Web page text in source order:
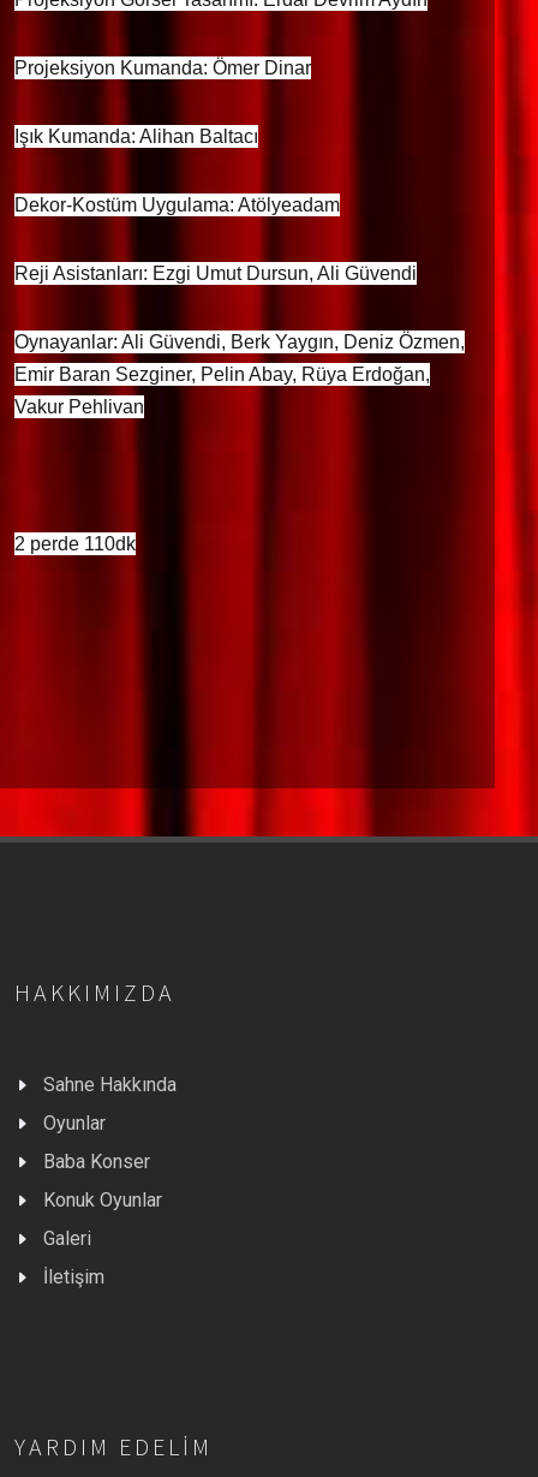
Projeksiyon Kumanda: Ömer Dinar
Işık Kumanda: Alihan Baltacı
Dekor-Kostüm Uygulama: Atölyeadam
Reji Asistanları: Ezgi Umut Dursun, Ali Güvendi
Oynayanlar: Ali Güvendi, Berk Yaygın, Deniz Özmen,
Emir Baran Sezginer, Pelin Abay, Rüya Erdoğan,
Vakur Pehlivan
2 perde 110dk
HAKKIMIZDA
Sahne Hakkında
Oyunlar
Baba Konser
Konuk Oyunlar
Galeri
İletişim
YARDIM EDELIM